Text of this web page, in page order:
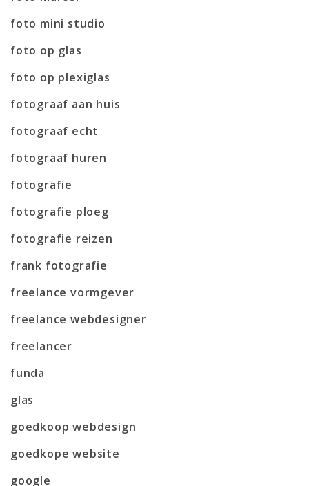
foto mini studio
foto op glas
foto op plexiglas
fotograaf aan huis
fotograaf echt
fotograaf huren
fotografie
fotografie ploeg
fotografie reizen
frank fotografie
freelance vormgever
freelance webdesigner
freelancer
funda
glas
goedkoop webdesign
goedkope website
google